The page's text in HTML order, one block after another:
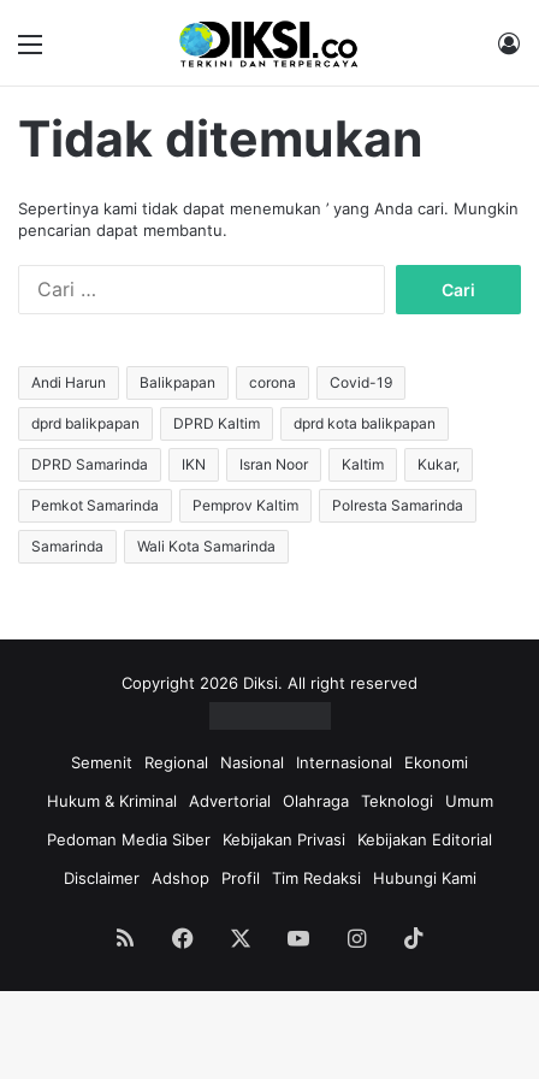
Tidak ditemukan
Sepertinya kami tidak dapat menemukan ’ yang Anda cari. Mungkin
pencarian dapat membantu.
u
n
t
u
k
:
Andi Harun Balikpapan corona Covid-19
dprd balikpapan DPRD Kaltim dprd kota balikpapan
DPRD Samarinda IKN Isran Noor Kaltim Kukar,
Pemkot Samarinda Pemprov Kaltim Polresta Samarinda
Samarinda Wali Kota Samarinda
Copyright 2026 Diksi. All right reserved
Semenit Regional Nasional Internasional
Ekonomi
Hukum & Kriminal
Advertorial Olahraga Teknologi
Umum
Pedoman Media Siber
Kebijakan Privasi
Kebijakan Editorial
Disclaimer
Adshop Profil Tim Redaksi Hubungi Kami
RSS Facebook YouTubeInstagram